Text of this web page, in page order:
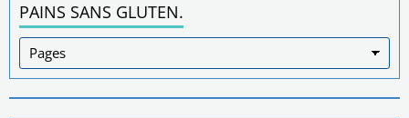
PAINS SANS GLUTEN.